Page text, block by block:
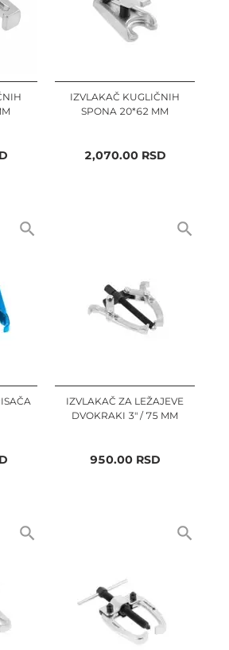
IZVLAKAČ KUGLIČNIH
SPONA 20*62 MM
2,070.00RSD
IZVLAKAČ ZA LEŽAJEVE
DVOKRAKI 3" / 75 MM
950.00RSD